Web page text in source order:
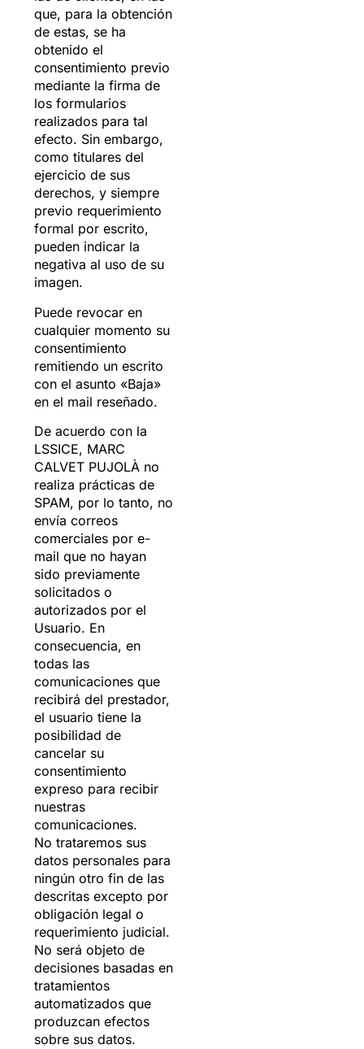
que, para la obtención
de estas, se ha
obtenido el
consentimiento previo
mediante la firma de
los formularios
realizados para tal
efecto. Sin embargo,
como titulares del
ejercicio de sus
derechos, y siempre
previo requerimiento
formal por escrito,
pueden indicar la
negativa al uso de su
imagen.
Puede revocar en
cualquier momento su
consentimiento
remitiendo un escrito
con el asunto «Baja»
en el mail reseñado.
De acuerdo con la
LSSICE, MARC
CALVET PUJOLÀ no
realiza prácticas de
SPAM, por lo tanto, no
envía correos
comerciales por e-
mail que no hayan
sido previamente
solicitados o
autorizados por el
Usuario. En
consecuencia, en
todas las
comunicaciones que
recibirá del prestador,
el usuario tiene la
posibilidad de
cancelar su
consentimiento
expreso para recibir
nuestras
comunicaciones.
No trataremos sus
datos personales para
ningún otro fin de las
descritas excepto por
obligación legal o
requerimiento judicial.
No será objeto de
decisiones basadas en
tratamientos
automatizados que
produzcan efectos
sobre sus datos.